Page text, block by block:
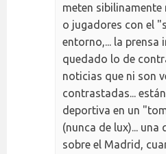
meten
o jugadores con el
entorno,... la prensa
quedado lo de
noticias que ni son
contrastadas...
deportiva en un
(nunca de lux)... una
sobre el Madrid,